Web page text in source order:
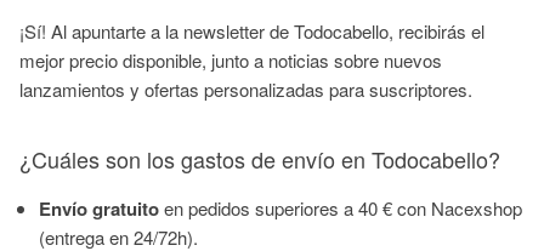
¡Sí! Al apuntarte a la newsletter de Todocabello, recibirás el
mejor precio disponible, junto a noticias sobre nuevos
lanzamientos y ofertas personalizadas para suscriptores.
¿Cuáles son los gastos de envío en Todocabello?
Envío gratuitoen pedidos superiores a 40 € con Nacexshop
(entrega en 24/72h).